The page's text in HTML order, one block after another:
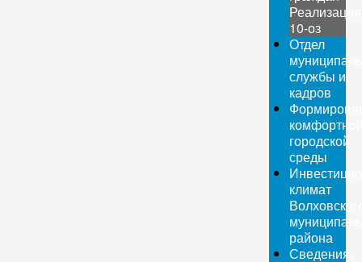
Реализация
10-оз
Отдел
службы и
кадров
городской
среды
климат
района
Сведения,